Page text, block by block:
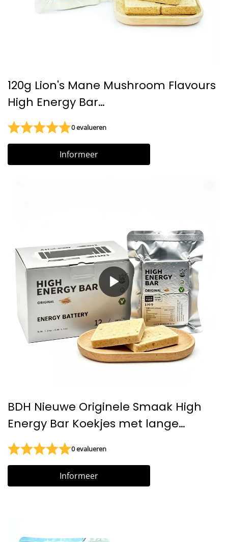
120g Lion's Mane Mushroom Flavours
High Energy Bar
noodvoedselrantsoen
Noodoverlevingsvoedselreep 20 jaar
0 evalueren
Informeer
BDH Nieuwe Originele Smaak High
Energy Bar Koekjes met lange
houdbaarheid Calorierijke koekjes
0 evalueren
Informeer